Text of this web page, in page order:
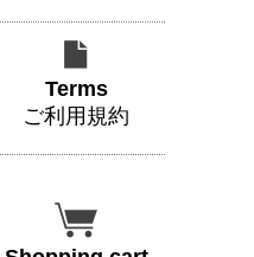
Terms
ご利用規約